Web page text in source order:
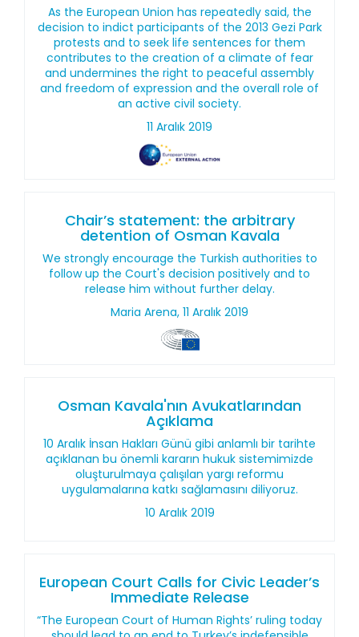
As the European Union has repeatedly said, the
decision to indict participants of the 2013 Gezi Park
protests and to seek life sentences for them
contributes to the creation of a climate of fear
and undermines the right to peaceful assembly
and freedom of expression and the overall role of
an active civil society.
11 Aralık 2019
Chair’s statement: the arbitrary
detention of Osman Kavala
We strongly encourage the Turkish authorities to
follow up the Court's decision positively and to
release him without further delay.
Maria Arena, 11 Aralık 2019
Osman Kavala'nın Avukatlarından
Açıklama
10 Aralık İnsan Hakları Günü gibi anlamlı bir tarihte
açıklanan bu önemli kararın hukuk sistemimizde
oluşturulmaya çalışılan yargı reformu
uygulamalarına katkı sağlamasını diliyoruz.
10 Aralık 2019
European Court Calls for Civic Leader’s
Immediate Release
“The European Court of Human Rights’ ruling today